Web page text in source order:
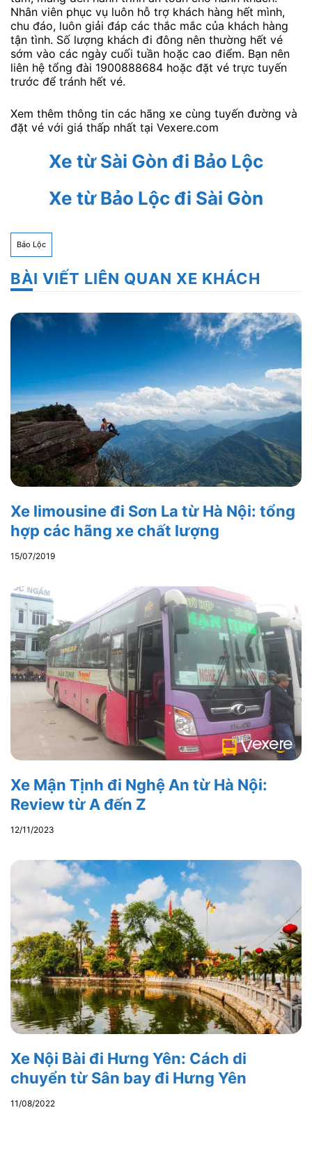
Nhân viên phục vụ luôn hỗ trợ khách hàng hết mình,
chu đáo, luôn giải đáp các thắc mắc của khách hàng
tận tình. Số lượng khách đi đông nên thường hết vé
sớm vào các ngày cuối tuần hoặc cao điểm. Bạn nên
liên hệ tổng đài 1900888684 hoặc đặt vé trực tuyến
trước để tránh hết vé.
Xem thêm thông tin các hãng xe cùng tuyến đường và
đặt vé với giá thấp nhất tại Vexere.com
Xe từ Sài Gòn đi Bảo Lộc
Xe từ Bảo Lộc đi Sài Gòn
Bảo Lộc
BÀI VIẾT LIÊN QUAN XE KHÁCH
Xe limousine đi Sơn La từ Hà Nội: tổng
hợp các hãng xe chất lượng
15/07/2019
Xe Mận Tịnh đi Nghệ An từ Hà Nội:
Review từ A đến Z
12/11/2023
Xe Nội Bài đi Hưng Yên: Cách di
chuyển từ Sân bay đi Hưng Yên
11/08/2022